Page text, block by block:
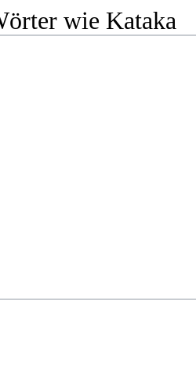
wie Kataka